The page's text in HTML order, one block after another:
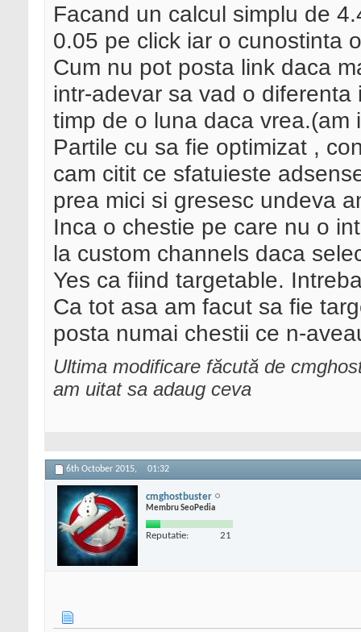
Facand un calcul simplu de
0.05 pe click iar o cunostinta
Cum nu pot posta link daca
intr-adevar sa vad o
timp de o luna daca
Partile cu sa fie optimizat ,
cam citit ce sfatuieste
prea mici si gresesc undeva
Inca o chestie pe care nu o
la custom channels daca
Yes ca fiind targetable.
Ca tot asa am facut sa fie
posta numai chestii ce n-
Ultima modificare făcută de
am uitat sa adaug ceva
6th October 2015, 01:32
cmghostbuster
Membru SeoPedia
Reputatie: 21